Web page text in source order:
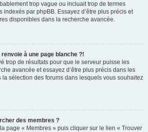
trop vague ou incluait trop de termes
indexés par phpBB. Essayez d’être plus précis et
disponibles dans la recherche avancée.
à une page blanche ?!
trop de résultats pour que le serveur puisse les
avancée et essayez d’être plus précis dans les
la sélection des forums dans lesquels vous souhaitez
des membres ?
page « Membres » puis cliquer sur le lien « Trouver